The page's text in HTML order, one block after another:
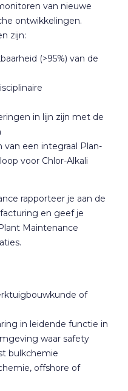
van nieuwe
ontwikkelingen.
zijn:
(>95%) van de
in lijn zijn met de
een integraal Plan-
voor Chlor-Alkali
rapporteer je aan de
en geef je
Maintenance
of
in leidende functie in
waar safety
bulkchemie
offshore of